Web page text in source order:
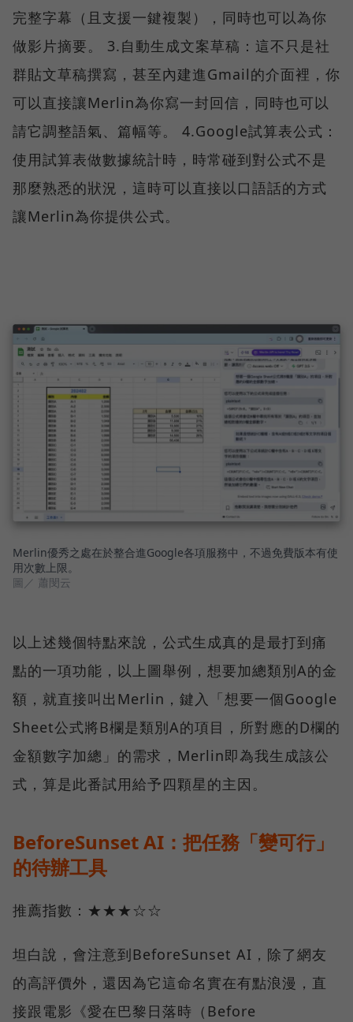
完整字幕（且支援一鍵複製），同時也可以為你
做影片摘要。 3.自動生成文案草稿：這不只是社
群貼文草稿撰寫，甚至內建進Gmail的介面裡，你
可以直接讓Merlin為你寫一封回信，同時也可以
請它調整語氣、篇幅等。 4.Google試算表公式：
使用試算表做數據統計時，時常碰到對公式不是
那麼熟悉的狀況，這時可以直接以口語話的方式
讓Merlin為你提供公式。
Merlin優秀之處在於整合進Google各項服務中，不過免費版本有使
用次數上限。
圖／ 蕭閔云
以上述幾個特點來說，公式生成真的是最打到痛
點的一項功能，以上圖舉例，想要加總類別A的金
額，就直接叫出Merlin，鍵入「想要一個Google
Sheet公式將B欄是類別A的項目，所對應的D欄的
金額數字加總」的需求，Merlin即為我生成該公
式，算是此番試用給予四顆星的主因。
BeforeSunset AI：把任務「變可行」
的待辦工具
推薦指數：★★★☆☆
坦白說，會注意到BeforeSunset AI，除了網友
的高評價外，還因為它這命名實在有點浪漫，直
接跟電影《愛在巴黎日落時（Before